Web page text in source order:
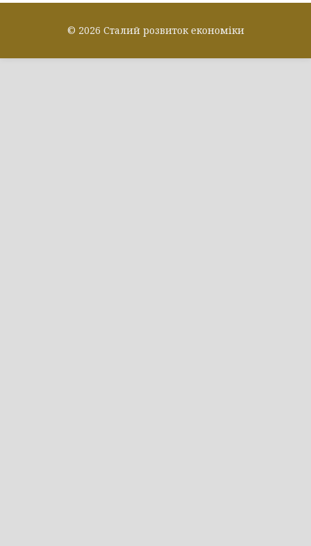
© 2026 Сталий розвиток економіки